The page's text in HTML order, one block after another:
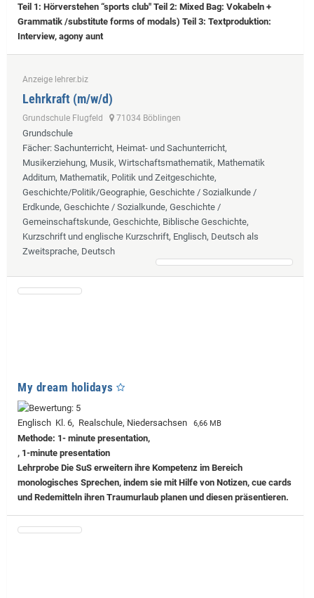
Teil 1: Hörverstehen “sports club" Teil 2: Mixed Bag: Vokabeln +
Grammatik /substitute forms of modals) Teil 3: Textproduktion:
Interview, agony aunt
Anzeige lehrer.biz
Lehrkraft (m/w/d)
Grundschule Flugfeld 71034 Böblingen
Grundschule
Fächer: Sachunterricht, Heimat- und Sachunterricht,
Musikerziehung, Musik, Wirtschaftsmathematik, Mathematik
Additum, Mathematik, Politik und Zeitgeschichte,
Geschichte/Politik/Geographie, Geschichte / Sozialkunde /
Erdkunde, Geschichte / Sozialkunde, Geschichte /
Gemeinschaftskunde, Geschichte, Biblische Geschichte,
Kurzschrift und englische Kurzschrift, Englisch, Deutsch als
Zweitsprache, Deutsch
My dream holidays
Englisch Kl. 6, Realschule, Niedersachsen 6,66 MB
Methode: 1- minute presentation,
, 1-minute presentation
Lehrprobe Die SuS erweitern ihre Kompetenz im Bereich
monologisches Sprechen, indem sie mit Hilfe von Notizen, cue cards
und Redemitteln ihren Traumurlaub planen und diesen präsentieren.